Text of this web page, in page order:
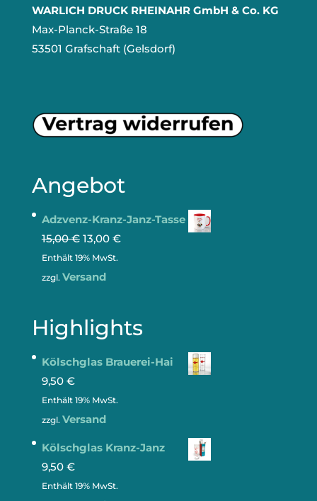
WARLICH DRUCK RHEINAHR GmbH & Co. KG
Max-Planck-Straße 18
53501 Grafschaft (Gelsdorf)
Angebot
Adzvenz-Kranz-Janz-Tasse
15,00€ 13,00 €
Enthält 19% MwSt.
zzgl. Versand
Highlights
Kölschglas Brauerei-Hai
9,50 €
Enthält 19% MwSt.
zzgl. Versand
Kölschglas Kranz-Janz
9,50 €
Enthält 19% MwSt.